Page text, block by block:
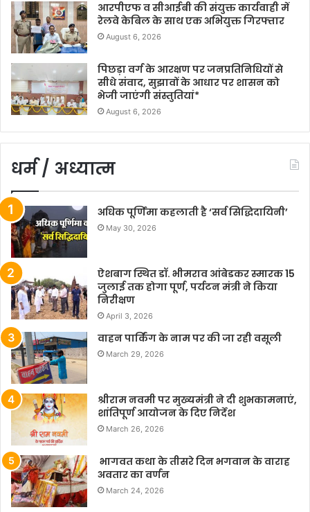
आरपीएफ व सीआईबी की संयुक्त कार्यवाही में
रेलवे केबिल के साथ एक अभियुक्त गिरफ्तार
August 6, 2026
पिछड़ा वर्ग के आरक्षण पर जनप्रतिनिधियों से
सीधे संवाद, सुझावों के आधार पर शासन को
भेजी जाएंगी संस्तुतियां*
August 6, 2026
धर्म / अध्यात्म
अधिक पूर्णिमा कहलाती है ‘सर्व सिद्धिदायिनी’
May 30, 2026
ऐशबाग स्थित डॉ. भीमराव आंबेडकर स्मारक 15
जुलाई तक होगा पूर्ण, पर्यटन मंत्री ने किया
निरीक्षण
April 3, 2026
वाहन पार्किंग के नाम पर की जा रही वसूली
March 29, 2026
श्रीराम नवमी पर मुख्यमंत्री ने दी शुभकामनाएं,
शांतिपूर्ण आयोजन के दिए निर्देश
March 26, 2026
भागवत कथा के तीसरे दिन भगवान के वाराह
अवतार का वर्णन
March 24, 2026